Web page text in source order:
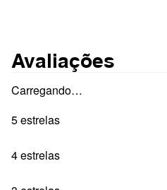
Avaliações
Carregando…
5 estrelas
4 estrelas